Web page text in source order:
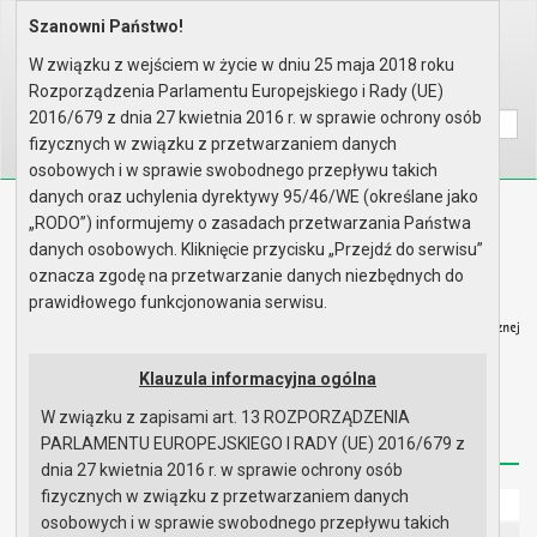
Home Prawo lokalne
Wyszukaj na stronie:
A AA
Biuletyn Informacji Publicznej
Urząd Miasta i Gminy w Gryfinie
Redakcja Instrukcja korzystania Dostępność
Strona główna
Szanowni Państwo!
W związku z wejściem w życie w dniu 25 maja 2018 roku
Rozporządzenia Parlamentu Europejskiego i Rady (UE)
2016/679 z dnia 27 kwietnia 2016 r. w sprawie ochrony osób
fizycznych w związku z przetwarzaniem danych
osobowych i w sprawie swobodnego przepływu takich
danych oraz uchylenia dyrektywy 95/46/WE (określane jako
„RODO”) informujemy o zasadach przetwarzania Państwa
danych osobowych. Kliknięcie przycisku „Przejdź do serwisu”
oznacza zgodę na przetwarzanie danych niezbędnych do
prawidłowego funkcjonowania serwisu.
Klauzula informacyjna ogólna
W związku z zapisami art. 13 ROZPORZĄDZENIA
PARLAMENTU EUROPEJSKIEGO I RADY (UE) 2016/679 z
dnia 27 kwietnia 2016 r. w sprawie ochrony osób
fizycznych w związku z przetwarzaniem danych
osobowych i w sprawie swobodnego przepływu takich